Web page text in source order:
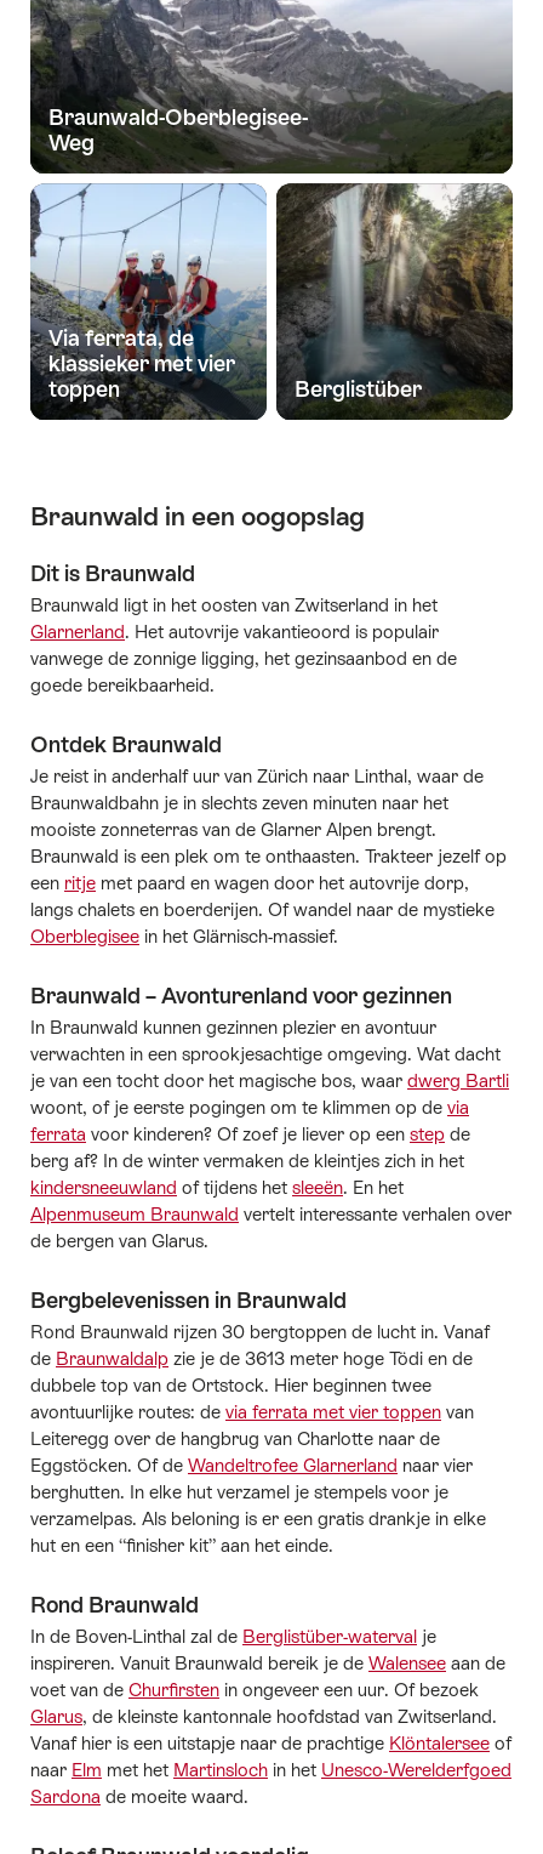
Braunwald-Oberblegisee-
Weg
Via ferrata, de
klassieker met vier
toppen
Berglistüber
Braunwald in een oogopslag
Dit is Braunwald
Braunwald ligt in het oosten van Zwitserland in het
Glarnerland. Het autovrije vakantieoord is populair
vanwege de zonnige ligging, het gezinsaanbod en de
goede bereikbaarheid.
Ontdek Braunwald
Je reist in anderhalf uur van Zürich naar Linthal, waar de
Braunwaldbahn je in slechts zeven minuten naar het
mooiste zonneterras van de Glarner Alpen brengt.
Braunwald is een plek om te onthaasten. Trakteer jezelf op
een ritje met paard en wagen door het autovrije dorp,
langs chalets en boerderijen. Of wandel naar de mystieke
Oberblegisee in het Glärnisch-massief.
Braunwald – Avonturenland voor gezinnen
In Braunwald kunnen gezinnen plezier en avontuur
verwachten in een sprookjesachtige omgeving. Wat dacht
je van een tocht door het magische bos, waar dwerg Bartli
woont, of je eerste pogingen om te klimmen op de via
ferrata voor kinderen? Of zoef je liever op een step de
berg af? In de winter vermaken de kleintjes zich in het
kindersneeuwland of tijdens het sleeën. En het
Alpenmuseum Braunwald vertelt interessante verhalen over
de bergen van Glarus.
Bergbelevenissen in Braunwald
Rond Braunwald rijzen 30 bergtoppen de lucht in. Vanaf
de Braunwaldalp zie je de 3613 meter hoge Tödi en de
dubbele top van de Ortstock. Hier beginnen twee
avontuurlijke routes: de via ferrata met vier toppen van
Leiteregg over de hangbrug van Charlotte naar de
Eggstöcken. Of de Wandeltrofee Glarnerland naar vier
berghutten. In elke hut verzamel je stempels voor je
verzamelpas. Als beloning is er een gratis drankje in elke
hut en een “finisher kit” aan het einde.
Rond Braunwald
In de Boven-Linthal zal de Berglistüber-waterval je
inspireren. Vanuit Braunwald bereik je de Walensee aan de
voet van de Churfirsten in ongeveer een uur. Of bezoek
Glarus, de kleinste kantonnale hoofdstad van Zwitserland.
Vanaf hier is een uitstapje naar de prachtige Klöntalersee of
naar Elm met het Martinsloch in het Unesco-Werelderfgoed
Sardona de moeite waard.